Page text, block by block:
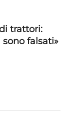
trattori:
falsati»